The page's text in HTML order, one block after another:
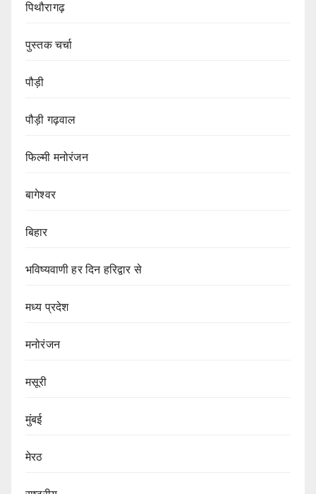
पिथौरागढ़
पुस्तक चर्चा
पौड़ी
पौड़ी गढ़वाल
फिल्मी मनोरंजन
बागेश्वर
बिहार
भविष्यवाणी हर दिन हरिद्वार से
मध्य प्रदेश
मनोरंजन
मसूरी
मुंबई
मेरठ